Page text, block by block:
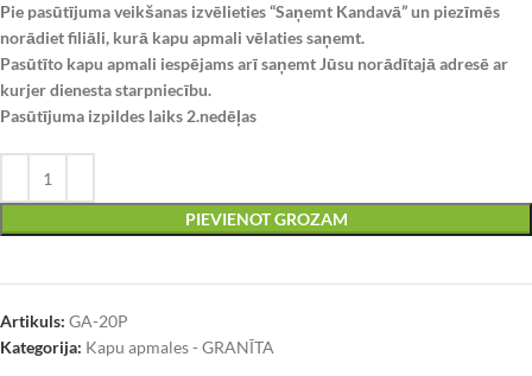
Pie pasūtījuma veikšanas izvēlieties “Saņemt Kandavā” un piezīmēs
norādiet filiāli, kurā kapu apmali vēlaties saņemt.
Pasūtīto kapu apmali iespējams arī saņemt Jūsu norādītajā adresē ar
kurjer dienesta starpniecību.
Pasūtījuma izpildes laiks 2.nedēļas
PIEVIENOT GROZAM
Artikuls: GA-20P
Kategorija: Kapu apmales - GRANĪTA